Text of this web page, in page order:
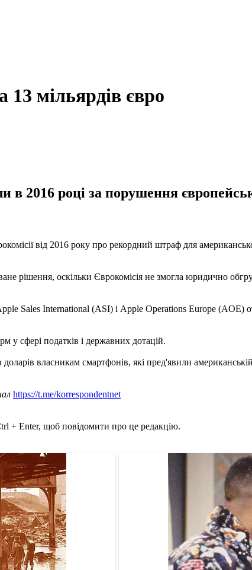
мільярдів євро
2016 році за порушення
від 2016 року про рекордний штраф для
рішення, оскільки Єврокомісія не змогла юридично
Sales International (ASI) і Apple Operations Europe (AOE)
у сфері податків і державних дотацій.
доларів власникам смартфонів, які пред'явили
https://t.me/korrespondentnet
+ Enter, щоб повідомити про це редакцію.